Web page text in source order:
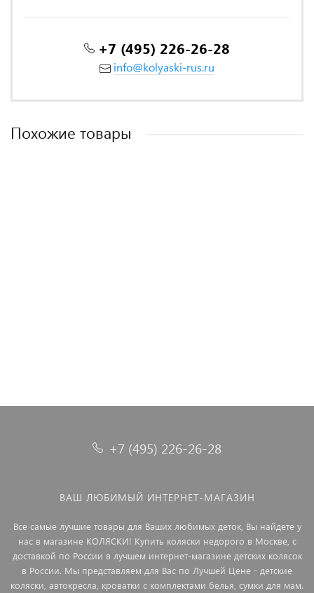
+7 (495) 226-26-28
info@kolyaski-rus.ru
Похожие товары
+7 (495) 226-26-28
ВАШ ЛЮБИМЫЙ ИНТЕРНЕТ-МАГАЗИН
Все самые лучшие товары для Ваших любимых деток, Вы найдете у
нас в магазине КОЛЯСКИ! Купить коляски недорого в Москве, с
доставкой по России в лучшем интернет-магазине детских колясок
в России. Мы представляем для Вас по Лучшей Цене - детские
коляски, автокресла, кроватки с комплектами белья, сумки для мам.